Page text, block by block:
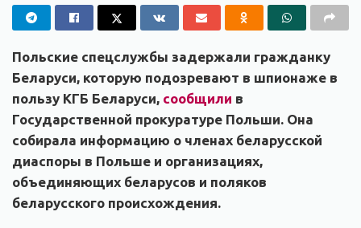
Польские спецслужбы задержали гражданку
Беларуси, которую подозревают в шпионаже в
пользу КГБ Беларуси, сообщили в
Государственной прокуратуре Польши. Она
собирала информацию о членах беларусской
диаспоры в Польше и организациях,
объединяющих беларусов и поляков
беларусского происхождения.